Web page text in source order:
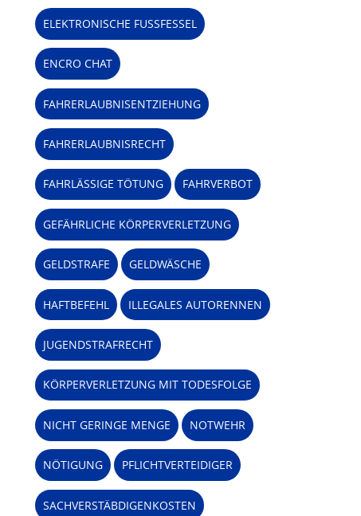
ELEKTRONISCHE FUSSFESSEL
ENCRO CHAT
FAHRERLAUBNISENTZIEHUNG
FAHRERLAUBNISRECHT
FAHRLÄSSIGE TÖTUNG FAHRVERBOT
GEFÄHRLICHE KÖRPERVERLETZUNG
GELDSTRAFE GELDWÄSCHE
HAFTBEFEHL ILLEGALES AUTORENNEN
JUGENDSTRAFRECHT
KÖRPERVERLETZUNG MIT TODESFOLGE
NICHT GERINGE MENGE NOTWEHR
NÖTIGUNG PFLICHTVERTEIDIGER
SACHVERSTÄBDIGENKOSTEN